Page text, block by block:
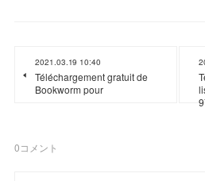
2021.03.19 10:40
Téléchargement gratuit de
Bookworm pour
0コメント